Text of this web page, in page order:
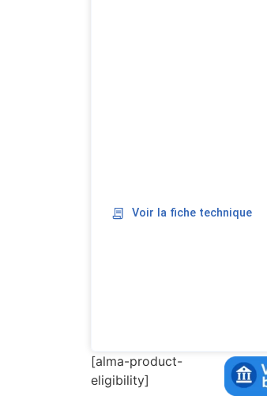
Voir la fiche technique
[alma-product-
eligibility]